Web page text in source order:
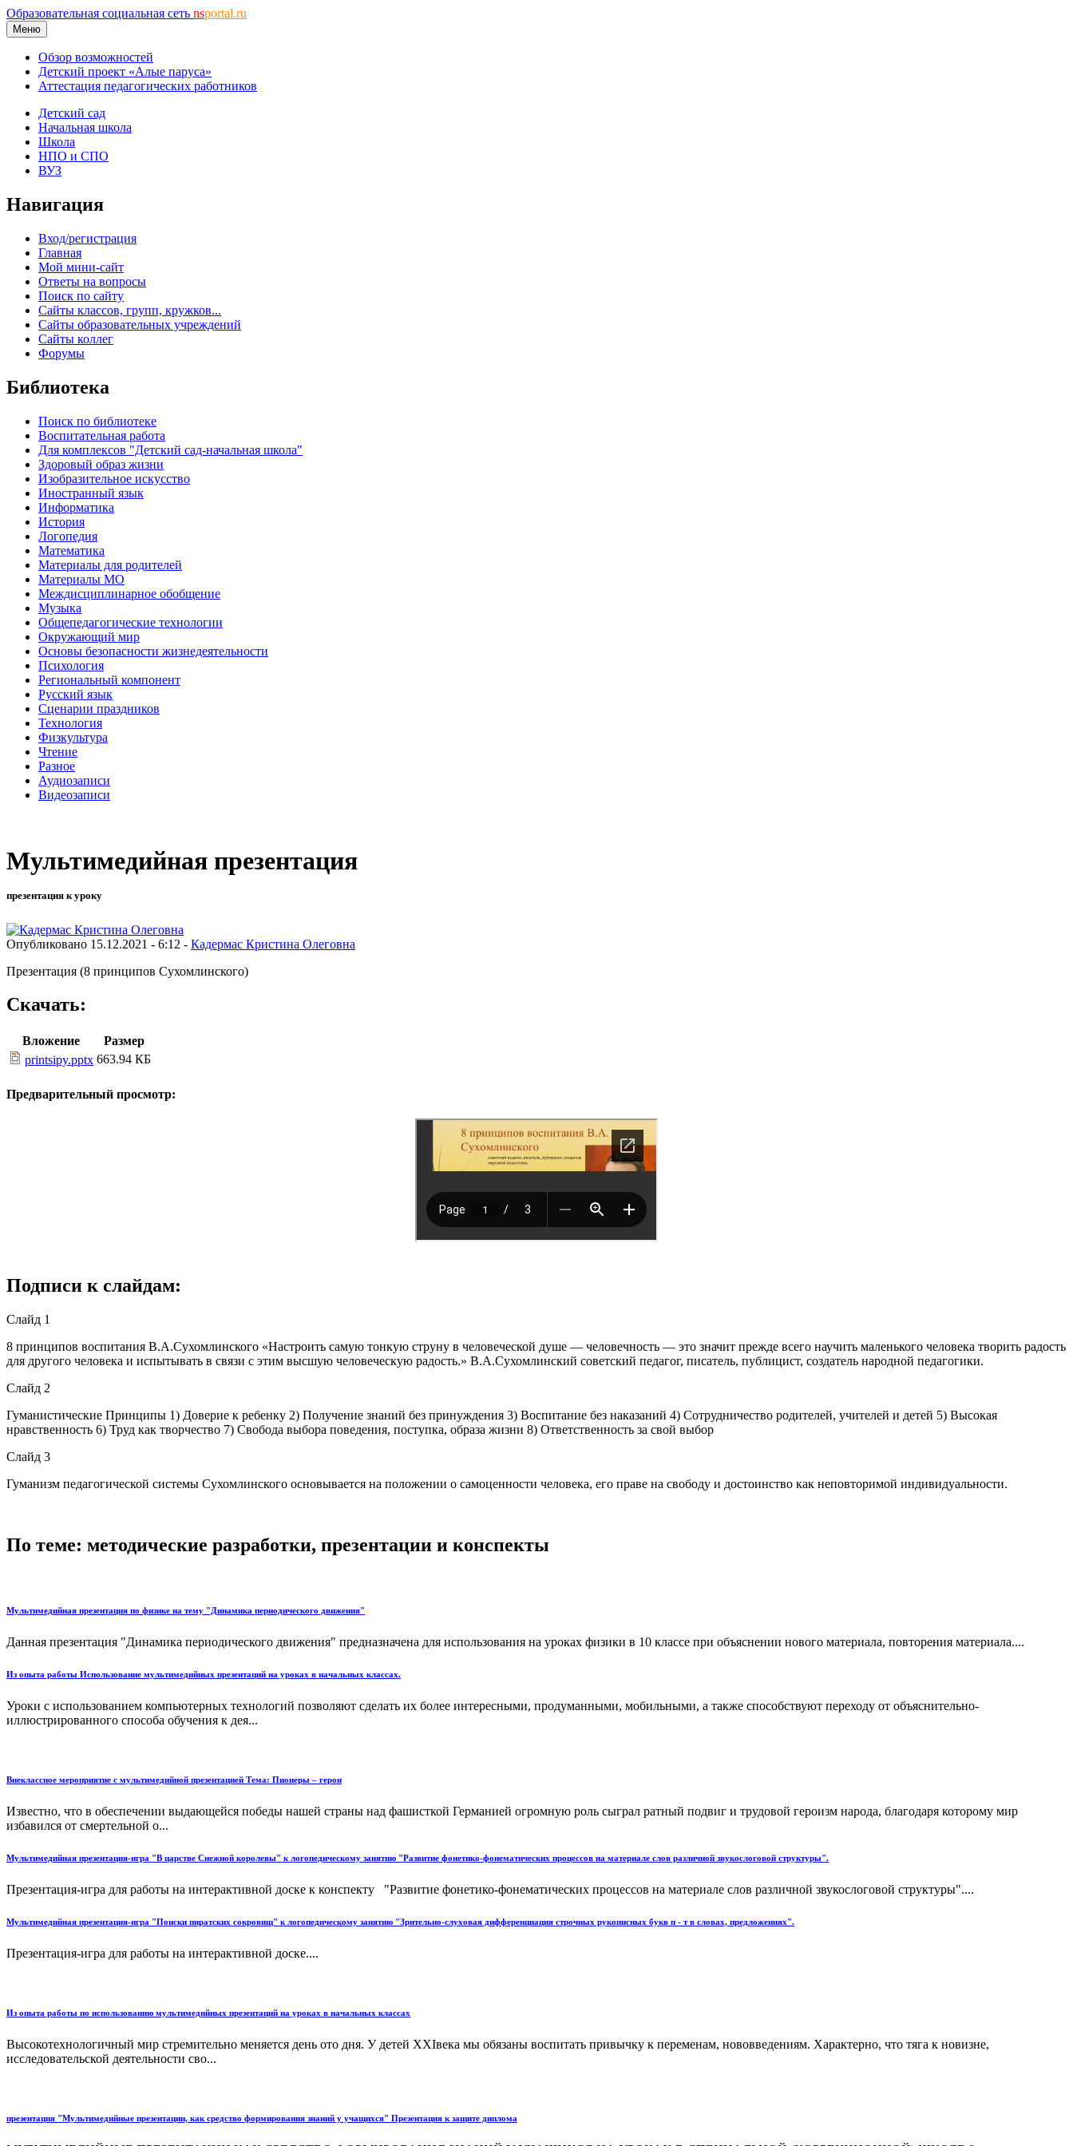
Образовательная социальная сеть nsportal.ru
Меню
Обзор возможностей
Детский проект «Алые паруса»
Аттестация педагогических работников
Детский сад
Начальная школа
Школа
НПО и СПО
ВУЗ
Навигация
Вход/регистрация
Главная
Мой мини-сайт
Ответы на вопросы
Поиск по сайту
Сайты классов, групп, кружков...
Сайты образовательных учреждений
Сайты коллег
Форумы
Библиотека
Поиск по библиотеке
Воспитательная работа
Для комплексов "Детский сад-начальная школа"
Здоровый образ жизни
Изобразительное искусство
Иностранный язык
Информатика
История
Логопедия
Математика
Материалы для родителей
Материалы МО
Междисциплинарное обобщение
Музыка
Общепедагогические технологии
Окружающий мир
Основы безопасности жизнедеятельности
Психология
Региональный компонент
Русский язык
Сценарии праздников
Технология
Физкультура
Чтение
Разное
Аудиозаписи
Видеозаписи
Мультимедийная презентация
презентация к уроку
Опубликовано 15.12.2021 - 6:12 - Кадермас Кристина Олеговна
Презентация (8 принципов Сухомлинского)
Скачать:
Вложение
Размер
printsipy.pptx 663.94 КБ
Предварительный просмотр:
Подписи к слайдам:
Слайд 1
8 принципов воспитания В.А.Сухомлинского «Настроить самую тонкую струну в человеческой душе — человечность — это значит прежде всего научить маленького человека творить радость
для другого человека и испытывать в связи с этим высшую человеческую радость.» В.А.Сухомлинский советский педагог, писатель, публицист, создатель народной педагогики.
Слайд 2
Гуманистические Принципы 1) Доверие к ребенку 2) Получение знаний без принуждения 3) Воспитание без наказаний 4) Сотрудничество родителей, учителей и детей 5) Высокая
нравственность 6) Труд как творчество 7) Свобода выбора поведения, поступка, образа жизни 8) Ответственность за свой выбор
Слайд 3
Гуманизм педагогической системы Сухомлинского основывается на положении о самоценности человека, его праве на свободу и достоинство как неповторимой индивидуальности.
По теме: методические разработки, презентации и конспекты
Мультимедийная презентация по физике на тему "Динамика периодического движения"
Данная презентация "Динамика периодического движения" предназначена для использования на уроках физики в 10 классе при объяснении нового материала, повторения материала....
Из опыта работы Использование мультимедийных презентаций на уроках в начальных классах.
Уроки с использованием компьютерных технологий позволяют сделать их более интересными, продуманными, мобильными, а также способствуют переходу от объяснительно-
иллюстрированного способа обучения к дея...
Внеклассное мероприятие с мультимедийной презентацией Тема: Пионеры – герои
Известно, что в обеспечении выдающейся победы нашей страны над фашисткой Германией огромную роль сыграл ратный подвиг и трудовой героизм народа, благодаря которому мир
избавился от смертельной о...
Мультимедийная презентация-игра "В царстве Снежной королевы" к логопедическому занятию "Развитие фонетико-фонематических процессов на материале слов различной звукослоговой структуры".
Презентация-игра для работы на интерактивной доске к конспекту "Развитие фонетико-фонематических процессов на материале слов различной звукослоговой структуры"....
Мультимедийная презентация-игра "Поиски пиратских сокровищ" к логопедическому занятию "Зрительно-слуховая дифференциация строчных рукописных букв п - т в словах, предложениях".
Презентация-игра для работы на интерактивной доске....
Из опыта работы по использованию мультимедийных презентаций на уроках в начальных классах
Высокотехнологичный мир стремительно меняется день ото дня. У детей ХХIвека мы обязаны воспитать привычку к переменам, нововведениям. Характерно, что тяга к новизне,
исследовательской деятельности сво...
презентация "Мультимедийные презентации, как средство формирования знаний у учащихся" Презентация к защите диплома